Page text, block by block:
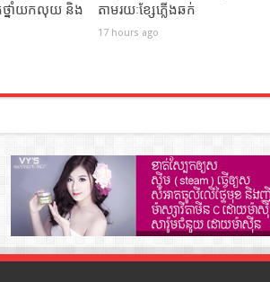
ក់ថ្នាំយកលុយ និង
តាមរយៈខ្សែភ្លើងឆក់
17 hours ago